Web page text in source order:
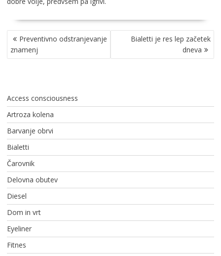
NAVIGACIJA
PRISPEVKA
Preventivno odstranjevanje
znamenj
Bialetti je res lep začetek
dneva
Access consciousness
Artroza kolena
Barvanje obrvi
Bialetti
Čarovnik
Delovna obutev
Diesel
Dom in vrt
Eyeliner
Fitnes